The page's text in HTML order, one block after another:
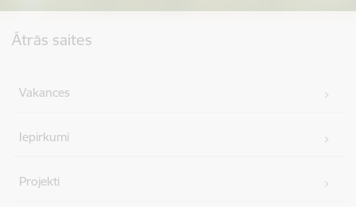
Ātrās saites
Vakances
Iepirkumi
Projekti